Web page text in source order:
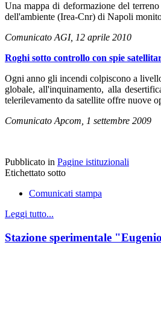
Una mappa di deformazione del
dell'ambiente (Irea-Cnr) di Napoli
Comunicato AGI, 12 aprile 2010
Roghi sotto controllo con spie
Ogni anno gli incendi colpiscono a
globale, all'inquinamento, alla
telerilevamento da satellite offre nuove
Comunicato Apcom, 1 settembre 2009
Pubblicato in Pagine istituzionali
Etichettato sotto
Comunicati stampa
Leggi tutto...
Stazione sperimentale